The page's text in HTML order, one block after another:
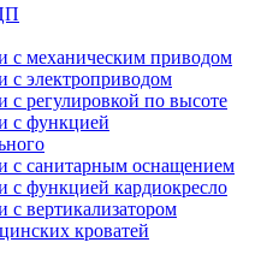
с механическим приводом
с электроприводом
с регулировкой по высоте
с функцией
с санитарным оснащением
с функцией кардиокресло
вертикализатором
кроватей